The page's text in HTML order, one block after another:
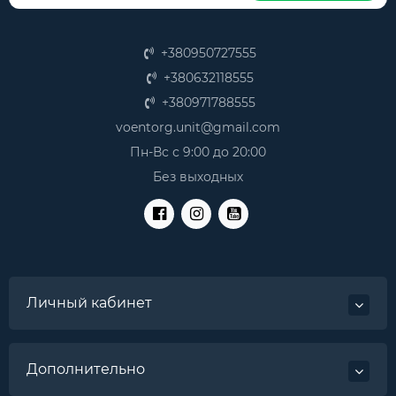
Спортивные арбалеты – оружие, сочетающее в
Независимо от того, хотите ли вы испытать свои
силы в соревнованиях или просто поразвлечься
Классические луки – в нашем магазине
представлен большой выбор луков для
стрельбы, начиная от традиционных из дерева, и
заканчивая современными композитными
моделями. Также на сайте вы сможете заказать
мишени для стрельбы из лука и стрелы для него.
Рогатки – лучший выбор для развлечений на
выстрелы. В качестве снарядов можно
детей, и для взрослых.
+380950727555
+380632118555
+380971788555
voentorg.unit@gmail.com
Пн-Вс с 9:00 до 20:00
Без выходных
Личный кабинет
Дополнительно